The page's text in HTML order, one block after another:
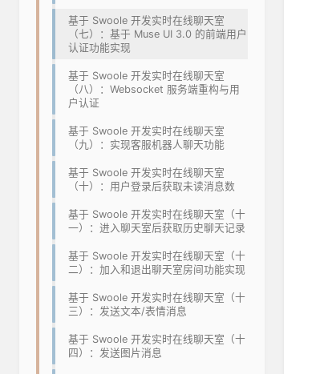
基于 Swoole 开发实时在线聊天室
（七）：基于 Muse UI 3.0 的前端用户
认证功能实现
基于 Swoole 开发实时在线聊天室
（八）：Websocket 服务端重构与用
户认证
基于 Swoole 开发实时在线聊天室
（九）：实现客服机器人聊天功能
基于 Swoole 开发实时在线聊天室
（十）：用户登录后获取未读消息数
基于 Swoole 开发实时在线聊天室（十
一）：进入聊天室后获取历史聊天记录
基于 Swoole 开发实时在线聊天室（十
二）：加入和退出聊天室房间功能实现
基于 Swoole 开发实时在线聊天室（十
三）：发送文本/表情消息
基于 Swoole 开发实时在线聊天室（十
四）：发送图片消息